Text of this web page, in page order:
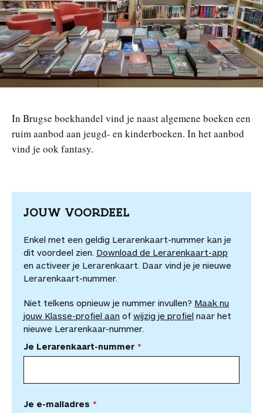
n
In Brugse boekhandel vind je naast algemene boeken een
ruim aanbod aan jeugd- en kinderboeken. In het aanbod
vind je ook fantasy.
JOUW VOORDEEL
Enkel met een geldig Lerarenkaart-nummer kan je
dit voordeel zien. Download de Lerarenkaart-app
en activeer je Lerarenkaart. Daar vind je je nieuwe
Lerarenkaart-nummer.
Niet telkens opnieuw je nummer invullen? Maak nu
jouw Klasse-profiel aan of wijzig je profiel naar het
nieuwe Lerarenkaar-nummer.
Je Lerarenkaart-nummer
Je e-mailadres